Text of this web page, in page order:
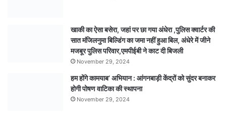
खाकी का ऐसा बसेरा, जहां पर छा गया अंधेरा ,पुलिस क्वार्टर की
सात मंजिलनुमा बिल्डिंग का जमा नहीं हुआ बिल, अंधेरे में जीने
मजबूर पुलिस परिवार,एमपीईबी ने काट दी बिजली
November 29, 2024
हम होंगे कामयाब’ अभियान : आंगनबाड़ी केंद्रों को सुंदर बनाकर
होगी पोषण वाटिका की स्थापना
November 29, 2024